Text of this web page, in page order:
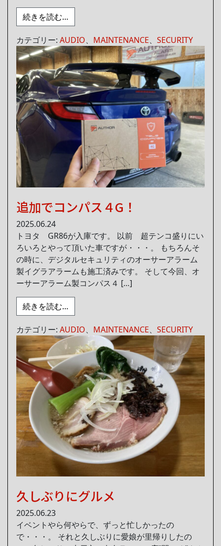
続きを読む…
カテゴリー: AUDIO、 MAINTENANCE、 SECURITY
追加でコンパス４G！
2025.06.24
トヨタ GR86が入庫です。 以前 超テンコ盛りにい
ろいろとやって頂いた車ですが・・・。 もちろんそ
の時に、デジタルセキュリティのオーサーアラーム
製イグラアラームも施工済みです。 そして今回、オ
ーサーアラーム製コンパス４ […]
続きを読む…
カテゴリー: AUDIO、 MAINTENANCE、 SECURITY
久しぶりにグルメ
2025.06.23
イベントやら何やらで、ずっと忙しかったの
で・・・。 それと久しぶりに愛娘が里帰りしたの